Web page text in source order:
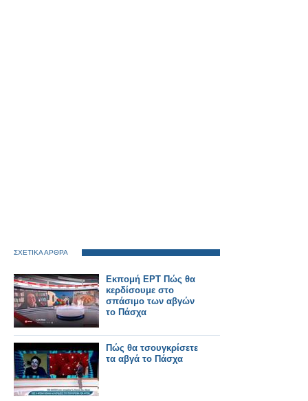
ΣΧΕΤΙΚΑ ΑΡΘΡΑ
Εκπομή ΕΡΤ Πώς θα
κερδίσουμε στο
σπάσιμο των αβγών
το Πάσχα
Πώς θα τσουγκρίσετε
τα αβγά το Πάσχα